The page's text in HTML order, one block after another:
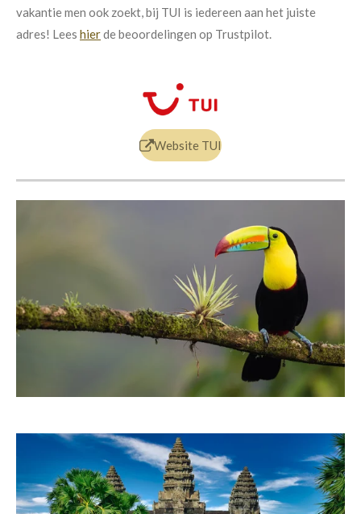
vakantie men ook zoekt, bij TUI is iedereen aan het juiste
adres! Lees hierde beoordelingen op Trustpilot.
Website TUI